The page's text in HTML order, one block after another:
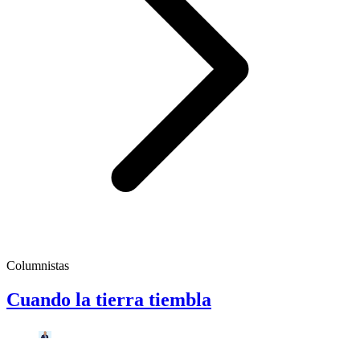
Columnistas
Cuando la tierra tiembla